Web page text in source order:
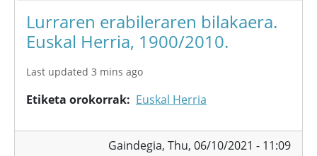
Lurraren erabileraren bilakaera.
Euskal Herria, 1900/2010.
Last updated 3 mins ago
Etiketa orokorrak Euskal Herria
Gaindegia, Thu, 06/10/2021 - 11:09